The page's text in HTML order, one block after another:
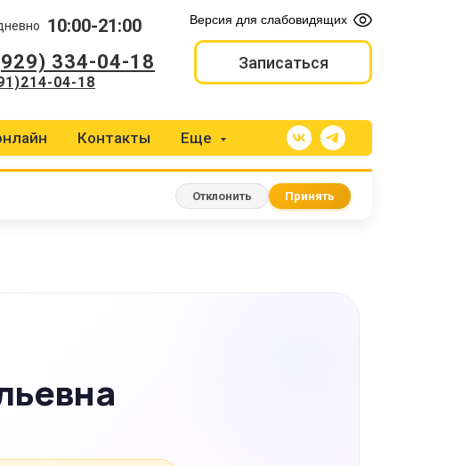
Версия для слабовидящих
Записаться
334-04-18
04-18
10:00-21:00
Контакты Еще
Отклонить Принять